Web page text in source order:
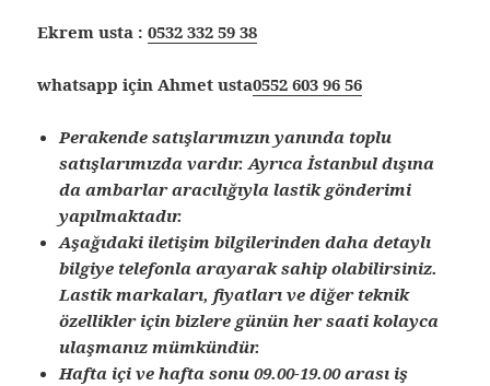
Ekrem usta :0532 332 59 38
whatsapp için Ahmet usta0552 603 96 56
Perakende satışlarımızın yanında toplu
satışlarımızda vardır. Ayrıca İstanbul dışına
da ambarlar aracılığıyla lastik gönderimi
yapılmaktadır.
Aşağıdaki iletişim bilgilerinden daha detaylı
bilgiye telefonla arayarak sahip olabilirsiniz.
Lastik markaları, fiyatları ve diğer teknik
özellikler için bizlere günün her saati kolayca
ulaşmanız mümkündür.
Hafta içi ve hafta sonu 09.00-19.00 arası iş